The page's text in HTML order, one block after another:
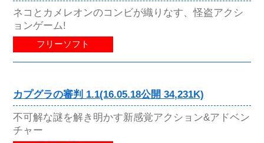
ネコとカメレオンのコンビが織りなす、怪盗アクシ
ョンゲーム!
フリーソフト
カプグラの審判 1.1(16.05.18公開 34,231K)
不可解な謎を解き明かす新感覚アクション&アドベン
チャー